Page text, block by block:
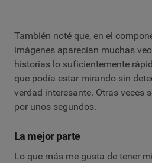
También noté que, en el
imágenes aparecían muchas
historias lo suficientemente
que podía estar mirando sin
verdad interesante. Otras veces
por unos segundos.
La mejor parte
Lo que más me gusta de tener